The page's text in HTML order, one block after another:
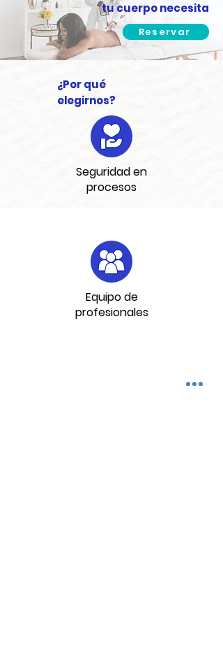
tu cuerpo necesita
Reservar
¿Por qué
elegirnos?
Seguridad en
procesos
Equipo de
profesionales